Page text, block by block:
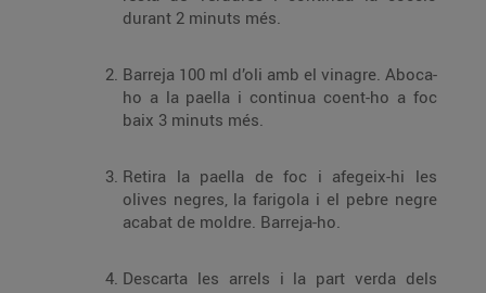
durant 2 minuts més.
Barreja 100 ml d’oli amb el vinagre. Aboca-
ho a la paella i continua coent-ho a foc
baix 3 minuts més.
Retira la paella de foc i afegeix-hi les
olives negres, la farigola i el pebre negre
acabat de moldre. Barreja-ho.
Descarta les arrels i la part verda dels